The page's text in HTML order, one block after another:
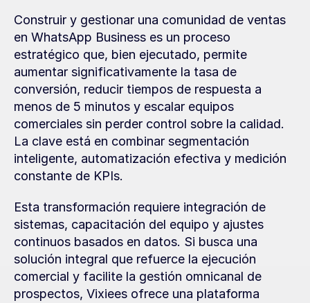
Construir y gestionar una comunidad de ventas
en WhatsApp Business es un proceso
estratégico que, bien ejecutado, permite
aumentar significativamente la tasa de
conversión, reducir tiempos de respuesta a
menos de 5 minutos y escalar equipos
comerciales sin perder control sobre la calidad.
La clave está en combinar segmentación
inteligente, automatización efectiva y medición
constante de KPIs.
Esta transformación requiere integración de
sistemas, capacitación del equipo y ajustes
continuos basados en datos. Si busca una
solución integral que refuerce la ejecución
comercial y facilite la gestión omnicanal de
prospectos, Vixiees ofrece una plataforma